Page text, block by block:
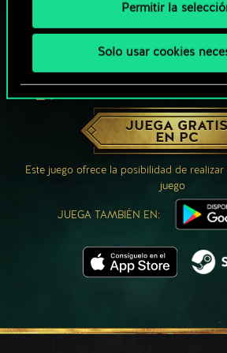
Permitir la
Solo usar cookies
JUEGA GRATIS
EN PC
Este juego ofrece la posibilidad de
juego
JUEGA TAMBIÉN EN: